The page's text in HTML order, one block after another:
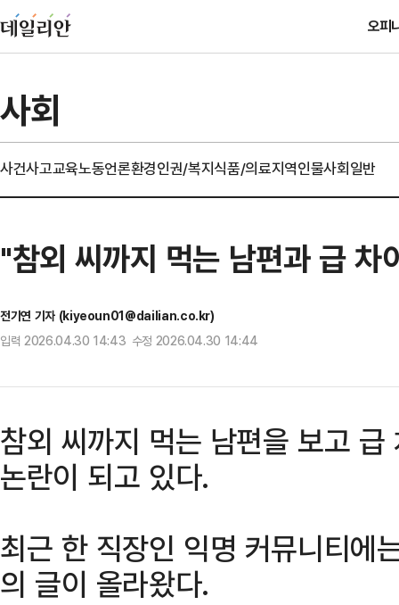
오피
사회
사건사고교육노동언론환경인권/복지식품/의료지역인물사회일반
"참외 씨까지 먹는 남편과 급 차
전기연 기자 (kiyeoun01@dailian.co.kr)
입력 2026.04.30 14:43 수정 2026.04.30 14:44
참외 씨까지 먹는 남편을 보고
논란이 되고 있다.
최근 한 직장인 익명 커뮤니티에
의 글이 올라왔다.